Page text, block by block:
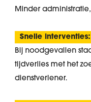
Minder
Snelle interventies:
Bij noodgevallen
tijdverlies met het
dienstverlener.